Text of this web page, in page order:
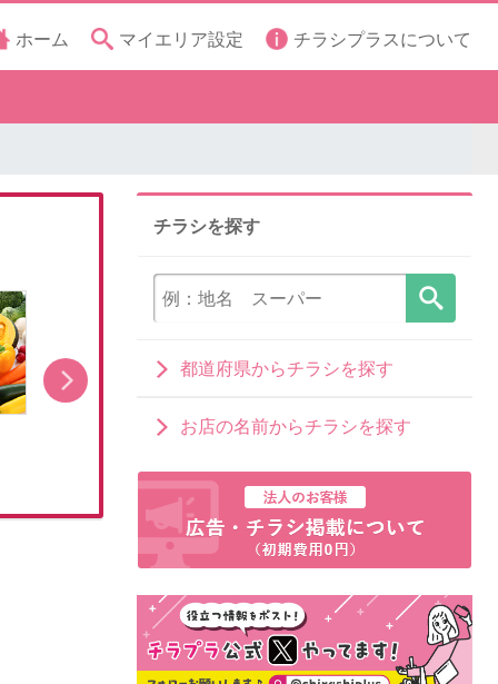
ホーム マイエリア設定 チラシプラスについて
本日公開中のチラシ
チラシを探す
都道府県からチラシを探す
お店の名前からチラシを探す